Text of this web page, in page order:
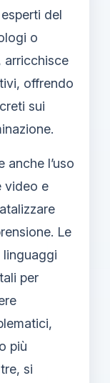
del
o
arricchisce
offrendo
sui
l’uso
video e
Le
linguaggi
per
più
si